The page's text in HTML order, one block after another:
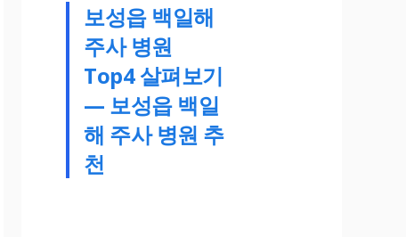
보성읍 백일해
주사 병원
Top4 살펴보기
— 보성읍 백일
해 주사 병원 추
천